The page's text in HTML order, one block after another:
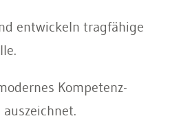
entwickeln tragfähige
Kompetenz-